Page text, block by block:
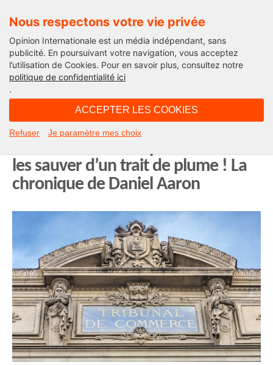
Nous respectons votre vie privée
Opinion Internationale est un média indépendant, sans
publicité. En poursuivant votre navigation, vous acceptez
l’utilisation de Cookies. Pour en savoir plus, consultez notre
politique de confidentialité ici
.
ACCEPTER LES COOKIES
Refuser Je paramètre mes choix
Solutions pour la France
Pour les entreprises, un « plan
les sauver d’un trait de plume ! La
chronique de Daniel Aaron